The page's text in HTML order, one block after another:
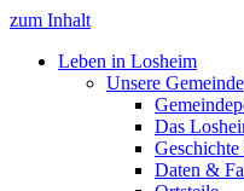
zum Inhalt
Leben in Losheim
Unsere Gemeinde
Das
Daten &